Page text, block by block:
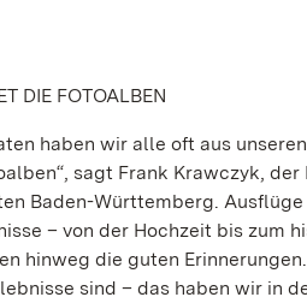
DIE FOTOALBEN
haben wir alle oft aus
sagt Frank Krawczyk,
Baden-Württemberg.
– von der Hochzeit bis zum
hinweg die guten
sind – das haben wir in